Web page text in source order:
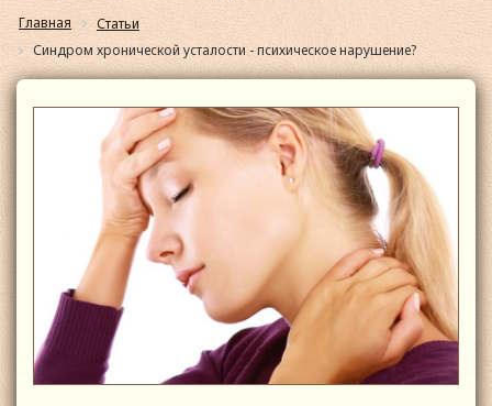
Главная
Статьи
Синдром хронической усталости - психическое нарушение?